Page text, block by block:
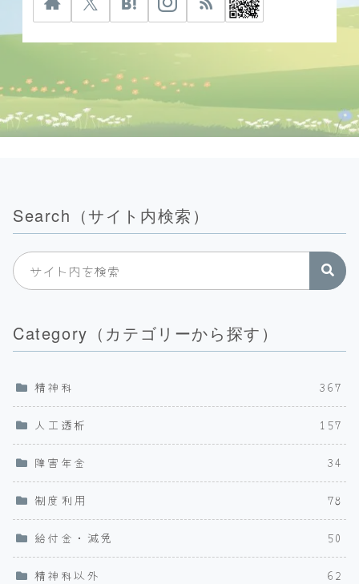
Search（サイト内検索）
Category（カテゴリーから探す）
精神科 367
人工透析 157
障害年金 34
制度利用 78
給付金・減免 50
精神科以外 62